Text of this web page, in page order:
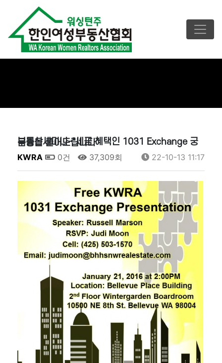
부동산세미나-"세금 혜택인 1031 Exchange 궁금증을 풀어드립니다"
KWRA 0건 37,309회 22-10-13 11:17